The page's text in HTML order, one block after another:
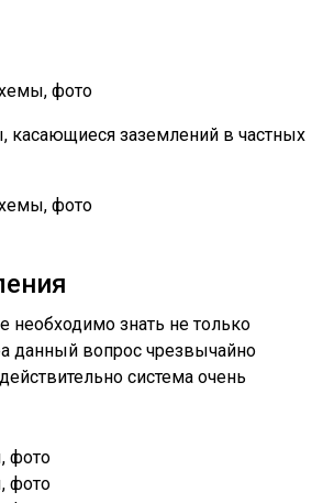
касающиеся заземлений в частных
необходимо знать не только
данный вопрос чрезвычайно
система очень